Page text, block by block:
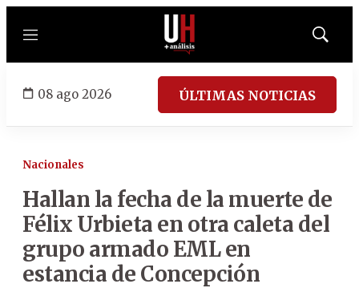
Menú
Mostrar
08 ago 2026 ÚLTIMAS NOTICIAS
Nacionales
Hallan la fecha de la muerte de
Félix Urbieta en otra caleta del
grupo armado EML en
estancia de Concepción